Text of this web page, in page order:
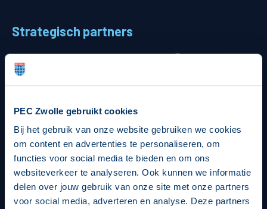
PEC Zwolle gebruikt cookies
Bij het gebruik van onze website gebruiken we cookies
om content en advertenties te personaliseren, om
functies voor social media te bieden en om ons
websiteverkeer te analyseren. Ook kunnen we informatie
delen over jouw gebruik van onze site met onze partners
voor social media, adverteren en analyse. Deze partners
Strategisch partners